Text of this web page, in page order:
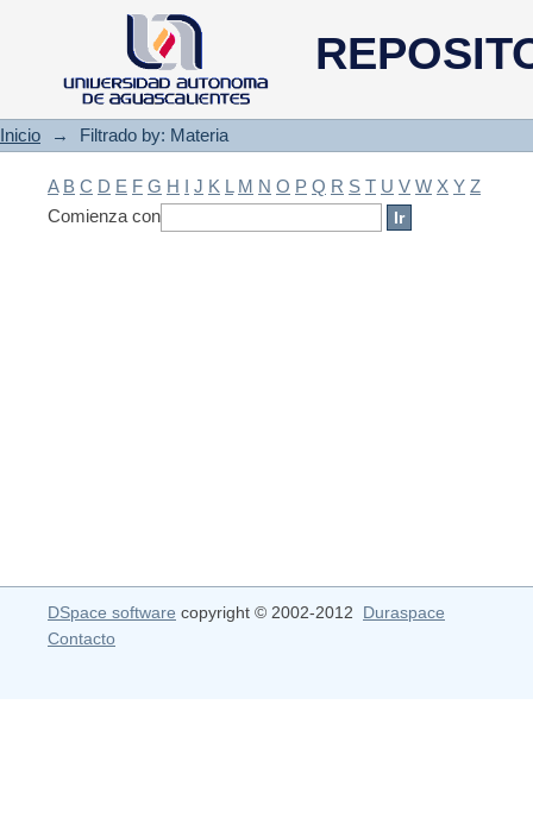
Filtrado by: Materia
Inicio → Filtrado by: Materia
A B C D E F G H I J K L M N O P Q R S T U V W X Y Z
Comienza con
DSpace software copyright © 2002-2012 Duraspace
Contacto